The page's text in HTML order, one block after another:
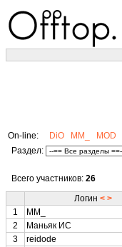
On-line: DiO MM_ MOD
Раздел:
Всего участников: 26
Логин < >
1
MM_
2
Маньяк ИС
3
reidode